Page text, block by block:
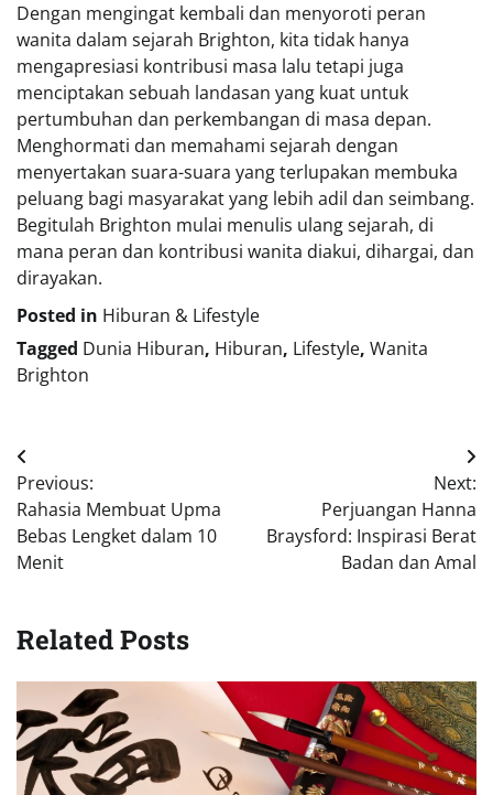
Dengan mengingat kembali dan menyoroti peran
wanita dalam sejarah Brighton, kita tidak hanya
mengapresiasi kontribusi masa lalu tetapi juga
menciptakan sebuah landasan yang kuat untuk
pertumbuhan dan perkembangan di masa depan.
Menghormati dan memahami sejarah dengan
menyertakan suara-suara yang terlupakan membuka
peluang bagi masyarakat yang lebih adil dan seimbang.
Begitulah Brighton mulai menulis ulang sejarah, di
mana peran dan kontribusi wanita diakui, dihargai, dan
dirayakan.
Posted in Hiburan & Lifestyle
Tagged Dunia Hiburan, Hiburan, Lifestyle, Wanita
Brighton
Navigasi
pos
Previous:
Rahasia Membuat Upma
Bebas Lengket dalam 10
Menit
Next:
Perjuangan Hanna
Braysford: Inspirasi Berat
Badan dan Amal
Related Posts